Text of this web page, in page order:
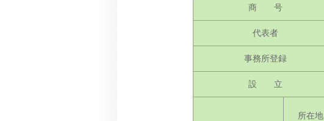
商 号
代表者
事務所登録
設 立
所在地